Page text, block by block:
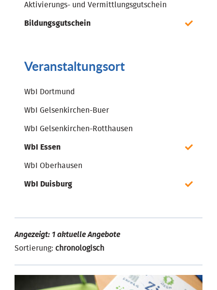
Aktivierungs- und Vermittlungsgutschein
Bildungsgutschein
Veranstaltungsort
WbI Dortmund
WbI Gelsenkirchen-Buer
WbI Gelsenkirchen-Rotthausen
WbI Essen
WbI Oberhausen
WbI Duisburg
Angezeigt: 1 aktuelle Angebote
Sortierung: chronologisch